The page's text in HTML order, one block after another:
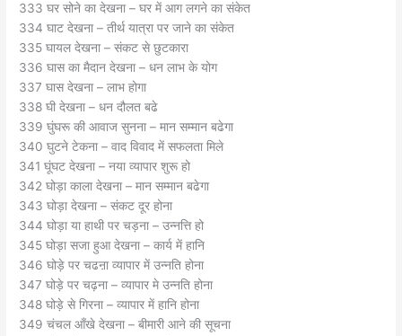
333 घर सोने का देखना – घर में आग लगने का संकेत
334 घाट देखना – तीर्थ यात्रा पर जाने का संकेत
335 घायल देखना – संकट से छुटकारा
336 घास का मैदान देखना – धन लाभ के योग
337 घास देखना – लाभ होगा
338 घी देखना – धन दौलत बढे
339 घुंघरू की आवाज सुनना – मान सम्मान बढेगा
340 घुटने टेकना – वाद विवाद में सफलता मिले
341 घूंघट देखना – नया व्यापार शुरू हो
342 घोड़ा काला देखना – मान सम्मान बढेगा
343 घोड़ा देखना – संकट दूर होना
344 घोड़ा या हाथी पर चड़ना – उन्नत्ति हो
345 घोड़ा सजा हुआ देखना – कार्य में हानि
346 घोड़े पर चढऩा व्यापार में उन्नति होना
347 घोड़े पर चढ़ना – व्यापार मे उन्नति होना
348 घोड़े से गिरना – व्यापार में हानि होना
349 चंचल आँखे देखना – बीमारी आने की सूचना